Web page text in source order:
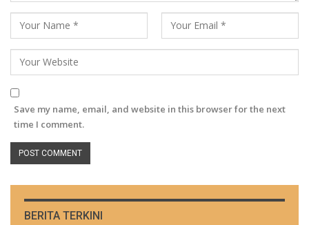
Save my name, email, and website in this browser for the next
time I comment.
BERITA TERKINI